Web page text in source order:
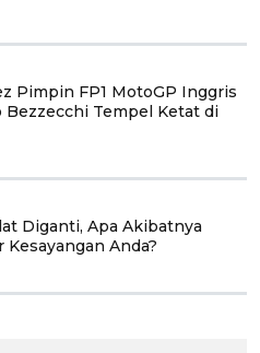
Pimpin FP1 MotoGP Inggris
Bezzecchi Tempel Ketat di
Diganti, Apa Akibatnya
Anda?